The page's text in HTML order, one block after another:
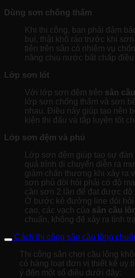
Dùng sơn chống thấm
Khi thi công, bạn phải đảm
bụi, thật khô ráo trước khi
tiên trên sân có nhiệm vụ
năng chịu nước bất chấp
Lớp sơn lót
Với lớp sơn đệm trên sân
lớp sơn chống thấm và sơn
nhau. Điều này giúp tạo nên
kiện thi đấu và tập luyện tốt
Lớp sơn đệm và phủ
Lớp sơn đệm giúp tạo sự
quá trình di chuyển diễn ra
giảm chấn thương khi xảy ra
sơn phủ đòi hỏi phải có độ
cần sơn 2 lần để đạt được độ
Ở bước kẻ đường line đòi hỏi
cao, các vạch của sân cầu
chuẩn, không để xảy ra tình
Cách thi công sân cầu lông
Thi công sân chơi cầu lông
có hàng loạt đơn vị thiết kế uy
ý đến một số điều dưới đây: